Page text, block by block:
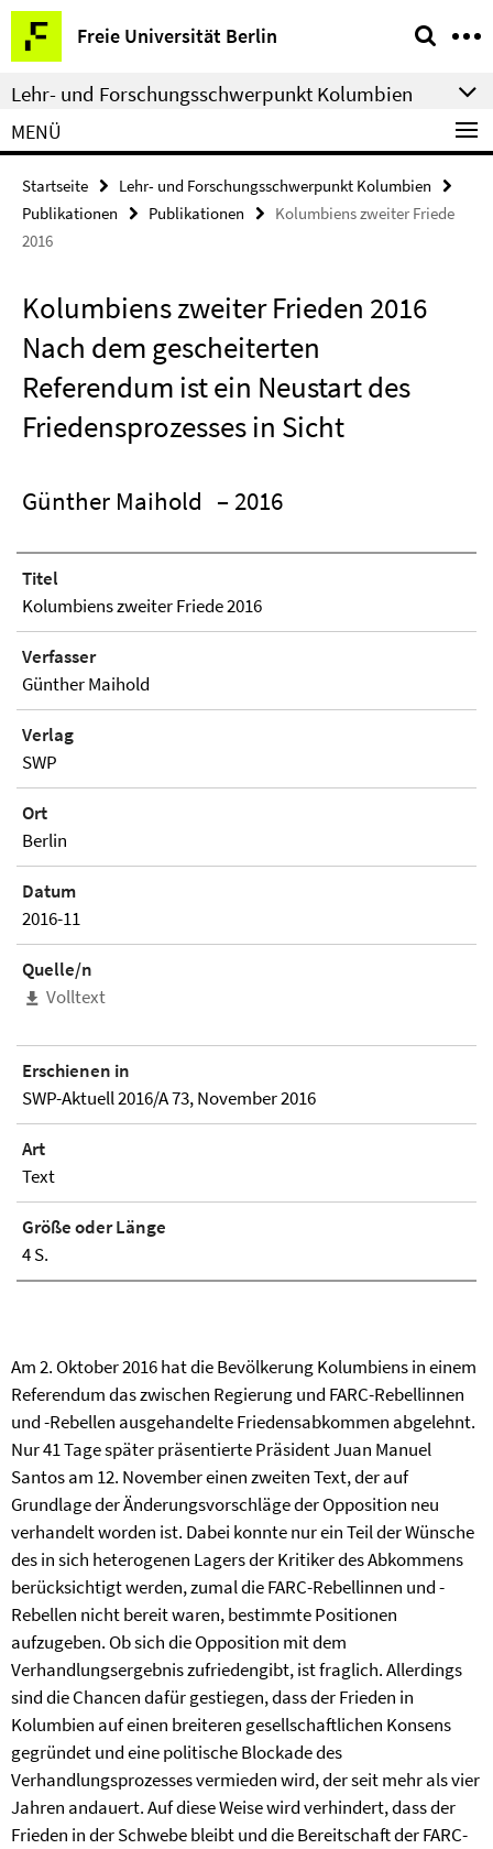
Springe
direkt
zu
Inhalt
Freie Universität Berlin
Service-
Navigation
Lehr- und Forschungsschwerpunkt Kolumbien
MENÜ
Startseite
Lehr- und Forschungsschwerpunkt Kolumbien
Publikationen
Publikationen
Kolumbiens zweiter Friede
2016
Kolumbiens zweiter Frieden 2016
Nach dem gescheiterten
Referendum ist ein Neustart des
Friedensprozesses in Sicht
Günther Maihold – 2016
Titel
Kolumbiens zweiter Friede 2016
Verfasser
Günther Maihold
Verlag
SWP
Ort
Berlin
Datum
2016-11
Quelle/n
Volltext
Erschienen in
SWP-Aktuell 2016/A 73, November 2016
Art
Text
Größe oder Länge
4 S.
Am 2. Oktober 2016 hat die Bevölkerung Kolumbiens in einem
Referendum das zwischen Regierung und FARC-Rebellinnen
und -Rebellen ausgehandelte Friedensabkommen abgelehnt.
Nur 41 Tage später präsentierte Präsident Juan Manuel
Santos am 12. November einen zweiten Text, der auf
Grundlage der Änderungsvorschläge der Opposition neu
verhandelt worden ist. Dabei konnte nur ein Teil der Wünsche
des in sich heterogenen Lagers der Kritiker des Abkommens
berücksichtigt werden, zumal die FARC-Rebellinnen und -
Rebellen nicht bereit waren, bestimmte Positionen
aufzugeben. Ob sich die Opposition mit dem
Verhandlungsergebnis zufriedengibt, ist fraglich. Allerdings
sind die Chancen dafür gestiegen, dass der Frieden in
Kolumbien auf einen breiteren gesellschaftlichen Konsens
gegründet und eine politische Blockade des
Verhandlungsprozesses vermieden wird, der seit mehr als vier
Jahren andauert. Auf diese Weise wird verhindert, dass der
Frieden in der Schwebe bleibt und die Bereitschaft der FARC-